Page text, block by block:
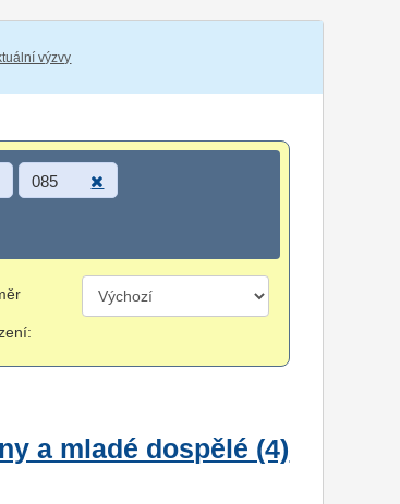
výzvy
085
a mladé dospělé (4)